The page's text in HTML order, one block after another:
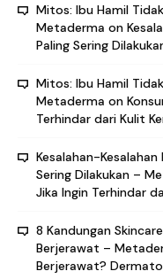
Mitos: Ibu Hamil
Metaderma on
Paling Sering
Mitos: Ibu Hamil
Metaderma on
Terhindar dari Kulit
Kesalahan-
Sering Dilakukan –
Jika Ingin Terhindar
8 Kandungan
Berjerawat –
Berjerawat?